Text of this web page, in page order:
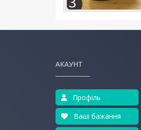
АКАУНТ
Профіль
Ваші бажання